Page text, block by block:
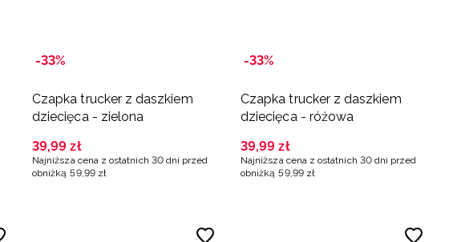
-33%
Czapka trucker z daszkiem
dziecięca - zielona
39,99 zł
Najniższa cena z ostatnich 30 dni przed
obniżką 59,99 zł
-33%
Czapka trucker z daszkiem
dziecięca - różowa
39,99 zł
Najniższa cena z ostatnich 30 dni przed
obniżką 59,99 zł